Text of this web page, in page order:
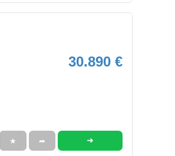
30.890 €
★ ➦ ➜